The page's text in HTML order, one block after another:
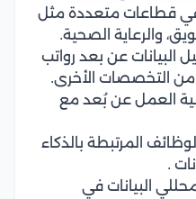
قطاعات متعددة مثل
والرعاية الصحية.
البيانات عن بعد رواتب
من التخصصات الأخرى.
العمل عن بُعد مع
المرتبطة بالذكاء
.
لمحللي البيانات في